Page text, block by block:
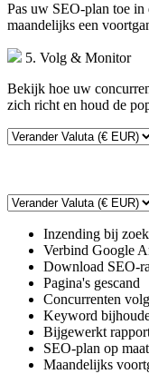
Pas uw SEO-plan toe
maandelijks een
5. Volg & Monitor
Bekijk hoe uw
zich richt en houd de
Inzending bij
Verbind Google
Download SEO-
Pagina's gescand
Concurrenten
Keyword
Bijgewerkt
SEO-plan op maat
Maandelijks